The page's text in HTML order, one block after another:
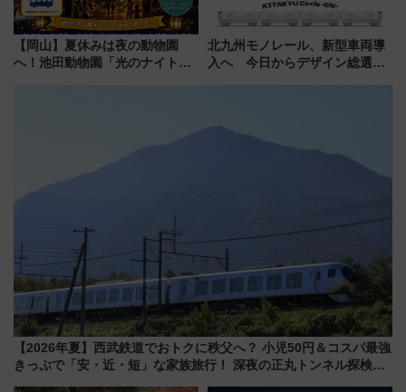
【岡山】夏休みは夜の動物園
へ！池田動物園「光のナイトズ
北九州モノレール、新型車両導
入へ 今日からデザイン総選挙
【2026年夏】西武鉄道でおトクに秩父へ？ 小児50円＆コスパ最強
きっぷで「安・近・短」な家族旅行！ 深夜の正丸トンネル探検や